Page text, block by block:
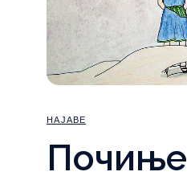
НАЈАВЕ
Почиње